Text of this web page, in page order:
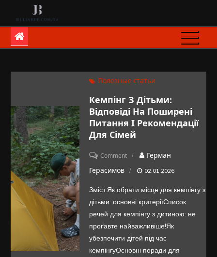
contentbilliarde.com.ua
Полезные статьи
Кемпінг З Дітьми:
Відповіді На Поширені
Питання І Рекомендації
Для Сімей
Commenton
Кемпінг
на
поширені
питання
Герман
Герасимов
02.01.2026
Зміст:Як обрати місце для кемпінгу з
дітьми: основні критеріїСписок
речей для кемпінгу з дитиною: не
проґавте найважливіше!Як
убезпечити дітей під час
кемпінгуОсновні поради для